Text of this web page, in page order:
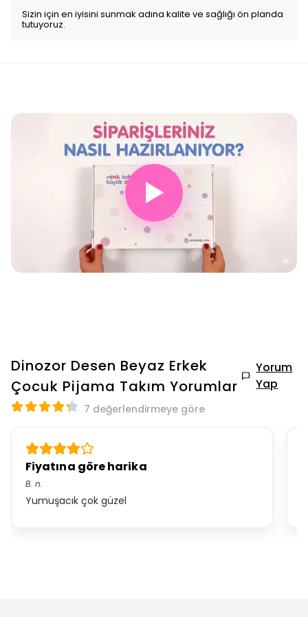
Sizin için en iyisini sunmak adına kalite ve sağlığı ön planda
tutuyoruz.
▶
Dinozor Desen Beyaz Erkek
Çocuk Pijama Takım Yorumlar
Yorum
Yap
7 değerlendirmeye göre
Fiyatına göre harika
B. n.
Yumuşacık çok güzel